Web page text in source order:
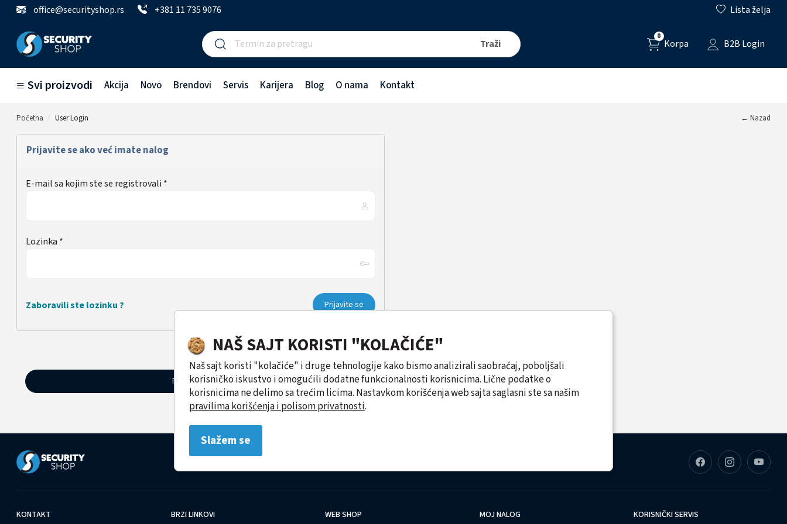
office@securityshop.rs +381 11 735 9076 Lista želja
0
Korpa B2B Login
Svi proizvodi Akcija Novo Brendovi Servis Karijera Blog O nama Kontakt
Početna User Login ← Nazad
Prijavite se ako već imate nalog
E-mail sa kojim ste se registrovali *
Lozinka *
Zaboravili ste lozinku ?
ili
Registrujte nalog
KONTAKT BRZI LINKOVI WEB SHOP MOJ NALOG KORISNIČKI SERVIS
NAŠ SAJT KORISTI "KOLAČIĆE"
Naš sajt koristi "kolačiće" i druge tehnologije kako bismo analizirali saobraćaj, poboljšali
korisničko iskustvo i omogućili dodatne funkcionalnosti korisnicima. Lične podatke o
korisnicima ne delimo sa trećim licima. Nastavkom korišćenja web sajta saglasni ste sa našim
pravilima korišćenja i polisom privatnosti.
Slažem se